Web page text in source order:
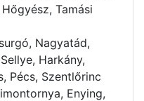
Tamási
Nagyatád,
Harkány,
Pécs, Szentlőrinc
Enying,